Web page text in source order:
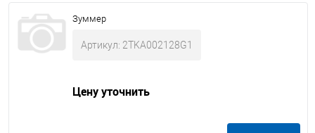
Зуммер
Артикул: 2TKA002128G1
Цену уточнить